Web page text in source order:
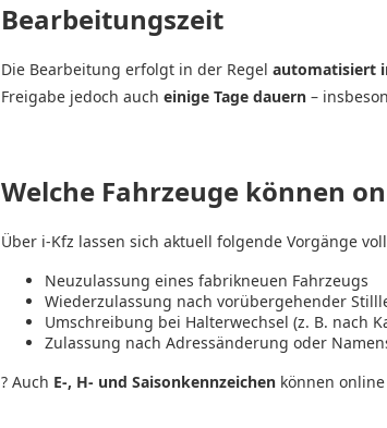
Bearbeitungszeit
Die Bearbeitung erfolgt in der Regel automatisiert
Freigabe jedoch auch einige Tage dauern –
Welche Fahrzeuge können
Über i-Kfz lassen sich aktuell folgende Vorgänge
Neuzulassung eines fabrikneuen Fahrzeugs
Wiederzulassung nach vorübergehender
Umschreibung bei Halterwechsel (z. B. nach
Zulassung nach Adressänderung oder
? Auch E-, H- und Saisonkennzeichen können